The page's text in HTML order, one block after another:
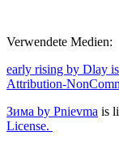
Verwendete Medien:
early rising by Dlay
Attribution-
Зима by Pnievma is
License.